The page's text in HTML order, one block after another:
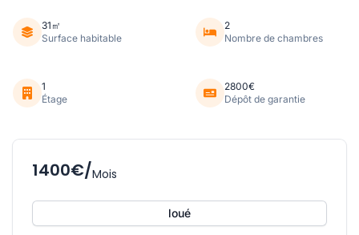
31㎡
Surface habitable
2
Nombre de chambres
1
Étage
2800€
Dépôt de garantie
1400€/Mois
loué